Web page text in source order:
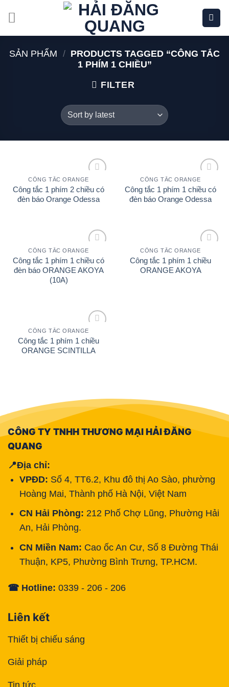
qua
nội
dungSẢN PHẨM / PRODUCTS TAGGED “CÔNG TẮC
1 PHÍM 1 CHIỀU”
FILTER
Add to
wishlist
CÔNG TẮC ORANGE
Công tắc 1 phím 2 chiều có
đèn báo Orange Odessa
Add to
wishlist
CÔNG TẮC ORANGE
Công tắc 1 phím 1 chiều có
đèn báo Orange Odessa
Add to
wishlist
CÔNG TẮC ORANGE
Công tắc 1 phím 1 chiều có
đèn báo ORANGE AKOYA
(10A)
Add to
wishlist
CÔNG TẮC ORANGE
Công tắc 1 phím 1 chiều
ORANGE AKOYA
Add to
wishlist
CÔNG TẮC ORANGE
Công tắc 1 phím 1 chiều
ORANGE SCINTILLA
CÔNG TY TNHH THƯƠNG MẠI HẢI ĐĂNG
QUANG
📍Địa chỉ:
VPĐD: Số 4, TT6.2, Khu đô thị Ao Sào, phường
Hoàng Mai, Thành phố Hà Nội, Việt Nam
CN Hải Phòng: 212 Phố Chợ Lũng, Phường Hải
An, Hải Phòng.
CN Miền Nam: Cao ốc An Cư, Số 8 Đường Thái
Thuận, KP5, Phường Bình Trưng, TP.HCM.
☎ Hotline: 0339 - 206 - 206
Liên kết
Thiết bị chiếu sáng
Giải pháp
Tin tức